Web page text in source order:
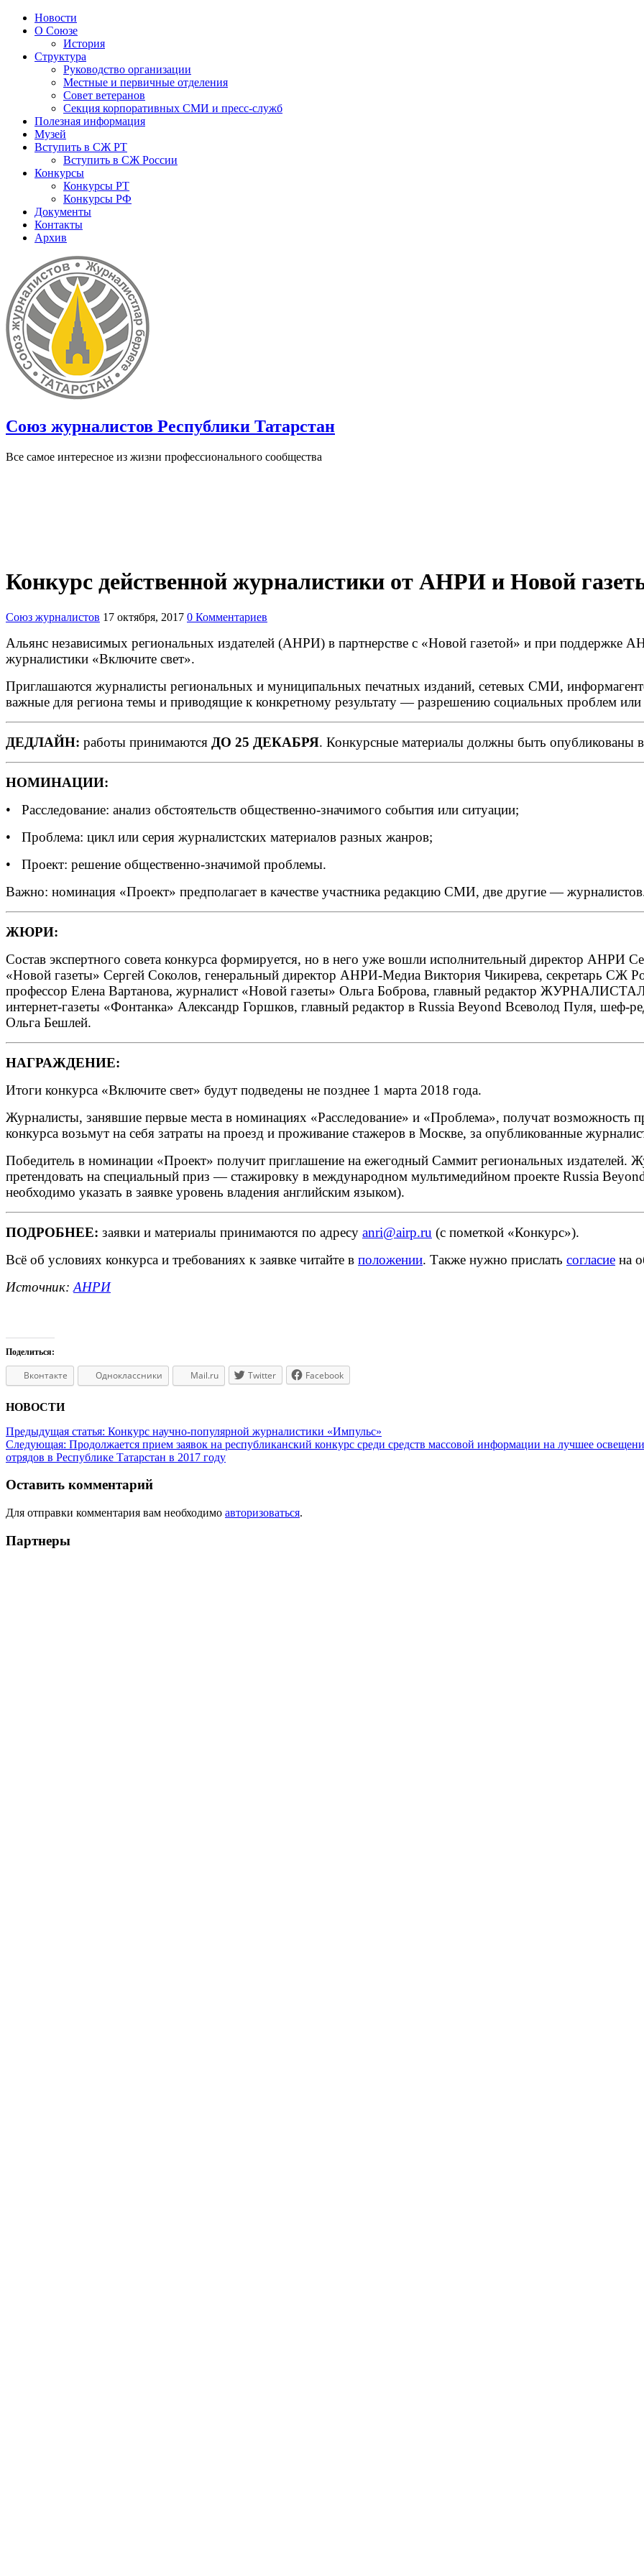
Новости
О Союзе
История
Структура
Руководство организации
Местные и первичные отделения
Совет ветеранов
Секция корпоративных СМИ и пресс-служб
Полезная информация
Музей
Вступить в СЖ РТ
Вступить в СЖ России
Конкурсы
Конкурсы РТ
Конкурсы РФ
Документы
Контакты
Архив
Союз журналистов Республики Татарстан
Все самое интересное из жизни профессионального сообщества
Конкурс действенной журналистики от АНРИ и Новой
Союз журналистов 17 октября, 2017 0 Комментариев
Альянс независимых региональных издателей (АНРИ) в партнерстве с «Новой газетой» и при поддержке
журналистики «Включите свет».
Приглашаются журналисты региональных и муниципальных печатных изданий, сетевых СМИ,
важные для региона темы и приводящие к конкретному результату — разрешению социальных проблем
ДЕДЛАЙН: работы принимаются ДО 25 ДЕКАБРЯ. Конкурсные материалы должны быть опубликованы
НОМИНАЦИИ:
• Расследование: анализ обстоятельств общественно-значимого события или ситуации;
• Проблема: цикл или серия журналистских материалов разных жанров;
• Проект: решение общественно-значимой проблемы.
Важно: номинация «Проект» предполагает в качестве участника редакцию СМИ, две другие —
ЖЮРИ:
Состав экспертного совета конкурса формируется, но в него уже вошли исполнительный директор АНРИ
«Новой газеты» Сергей Соколов, генеральный директор АНРИ-Медиа Виктория Чикирева, секретарь СЖ
профессор Елена Вартанова, журналист «Новой газеты» Ольга Боброва, главный редактор
интернет-газеты «Фонтанка» Александр Горшков, главный редактор в Russia Beyond Всеволод Пуля, шеф-
Ольга Бешлей.
НАГРАЖДЕНИЕ:
Итоги конкурса «Включите свет» будут подведены не позднее 1 марта 2018 года.
Журналисты, занявшие первые места в номинациях «Расследование» и «Проблема», получат возможность
конкурса возьмут на себя затраты на проезд и проживание стажеров в Москве, за опубликованные
Победитель в номинации «Проект» получит приглашение на ежегодный Саммит региональных издателей.
претендовать на специальный приз — стажировку в международном мультимедийном проекте Russia
необходимо указать в заявке уровень владения английским языком).
ПОДРОБНЕЕ: заявки и материалы принимаются по адресу anri@airp.ru (с пометкой «Конкурс»).
Всё об условиях конкурса и требованиях к заявке читайте в положении. Также нужно прислать согласие на
Источник: АНРИ
Поделиться:
Вконтакте Одноклассники Mail.ru Twitter Facebook
НОВОСТИ
Предыдущая статья: Конкурс научно-популярной журналистики «Импульс»
Следующая: Продолжается прием заявок на республиканский конкурс среди средств массовой информации на лучшее
отрядов в Республике Татарстан в 2017 году
Оставить комментарий
Для отправки комментария вам необходимо авторизоваться.
Партнеры